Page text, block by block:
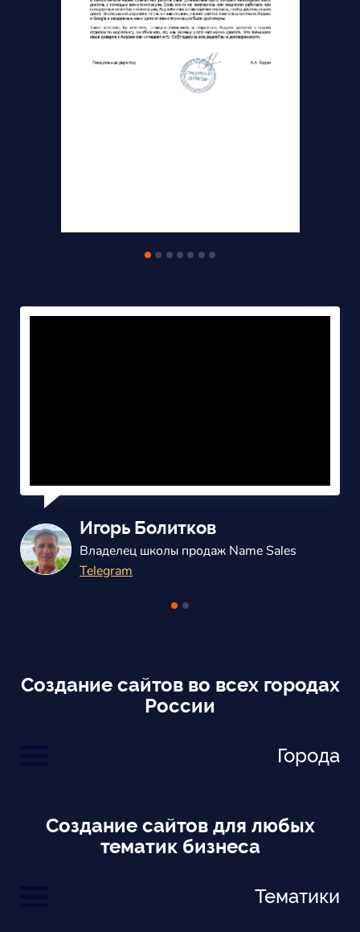
Александр Балаш
Владелец маркетингового агенства
ВКонтакте
Создание сайтов во всех городах
России
Города
Создание сайтов для любых
тематик бизнеса
Тематики